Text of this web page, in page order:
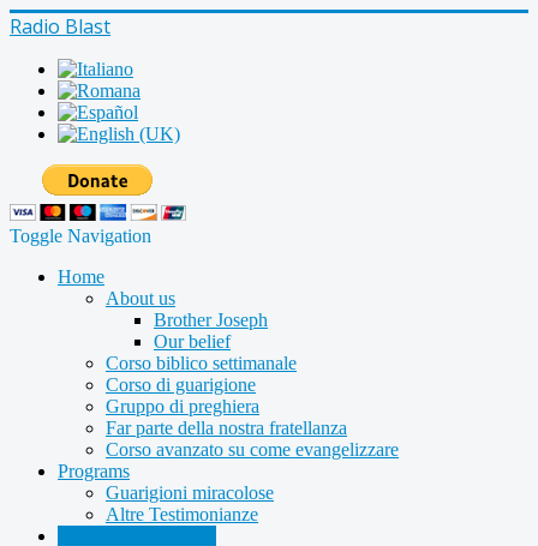
Radio Blast
Toggle Navigation
Home
About us
Brother Joseph
Our belief
Corso biblico settimanale
Corso di guarigione
Gruppo di preghiera
Far parte della nostra fratellanza
Corso avanzato su come evangelizzare
Programs
Guarigioni miracolose
Altre Testimonianze